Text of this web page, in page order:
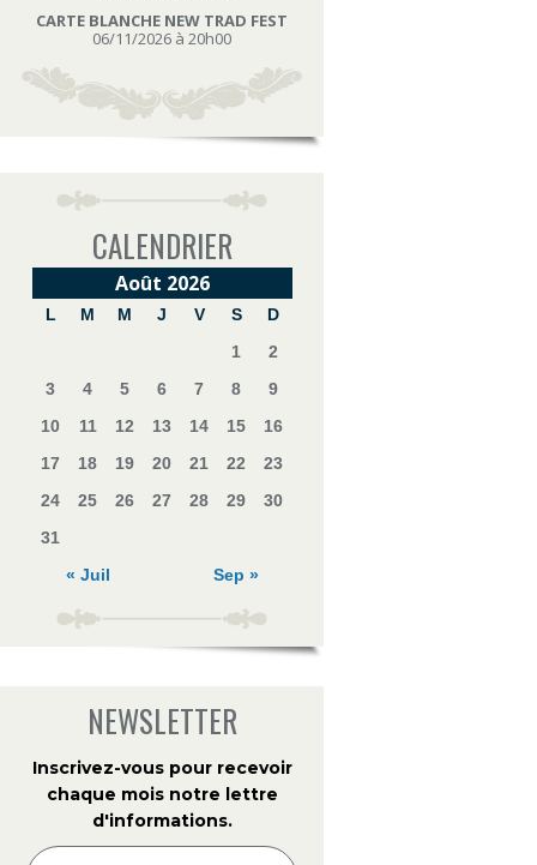
CARTE BLANCHE NEW TRAD FEST
06/11/2026 à 20h00
CALENDRIER
Août 2026
L M M J V S
D
1
2
3
4 5 6 7 8
9
10
11 12 13 14 15
16
17
18 19 20 21 22
23
24
25 26 27 28 29
30
31
« Juil
Sep »
NEWSLETTER
Inscrivez-vous pour recevoir
chaque mois notre lettre
d'informations.